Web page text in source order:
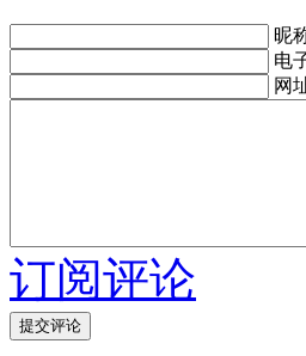
昵
电
网
订阅评论